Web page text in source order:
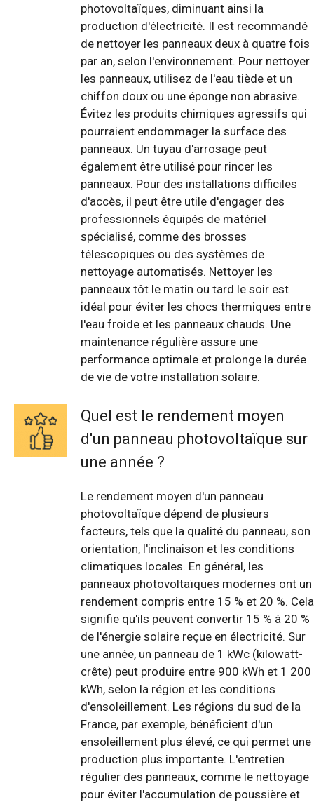
photovoltaïques, diminuant ainsi la
production d'électricité. Il est recommandé
de nettoyer les panneaux deux à quatre fois
par an, selon l'environnement. Pour nettoyer
les panneaux, utilisez de l'eau tiède et un
chiffon doux ou une éponge non abrasive.
Évitez les produits chimiques agressifs qui
pourraient endommager la surface des
panneaux. Un tuyau d'arrosage peut
également être utilisé pour rincer les
panneaux. Pour des installations difficiles
d'accès, il peut être utile d'engager des
professionnels équipés de matériel
spécialisé, comme des brosses
télescopiques ou des systèmes de
nettoyage automatisés. Nettoyer les
panneaux tôt le matin ou tard le soir est
idéal pour éviter les chocs thermiques entre
l'eau froide et les panneaux chauds. Une
maintenance régulière assure une
performance optimale et prolonge la durée
de vie de votre installation solaire.
Quel est le rendement moyen
d'un panneau photovoltaïque sur
une année ?
Le rendement moyen d'un panneau
photovoltaïque dépend de plusieurs
facteurs, tels que la qualité du panneau, son
orientation, l'inclinaison et les conditions
climatiques locales. En général, les
panneaux photovoltaïques modernes ont un
rendement compris entre 15 % et 20 %. Cela
signifie qu'ils peuvent convertir 15 % à 20 %
de l'énergie solaire reçue en électricité. Sur
une année, un panneau de 1 kWc (kilowatt-
crête) peut produire entre 900 kWh et 1 200
kWh, selon la région et les conditions
d'ensoleillement. Les régions du sud de la
France, par exemple, bénéficient d'un
ensoleillement plus élevé, ce qui permet une
production plus importante. L'entretien
régulier des panneaux, comme le nettoyage
pour éviter l'accumulation de poussière et